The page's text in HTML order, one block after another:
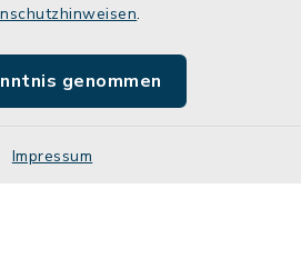
.
genommen
Impressum
Sitemap